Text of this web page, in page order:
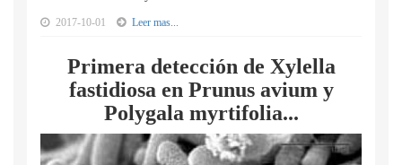
2017-10-01 Leer mas...
Primera detección de Xylella
fastidiosa en Prunus avium y
Polygala myrtifolia...